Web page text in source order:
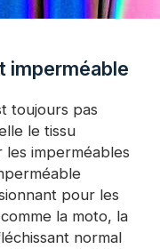
imperméable
toujours pas
le tissu
les imperméables
pour les
la moto, la
normal